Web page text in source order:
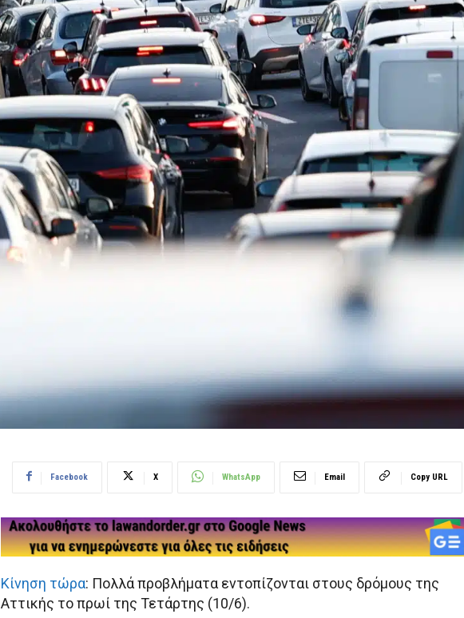
Facebook X WhatsApp Email Copy URL
Κίνηση τώρα: Πολλά προβλήματα εντοπίζονται στους δρόμους της
Αττικής το πρωί της Τετάρτης (10/6).